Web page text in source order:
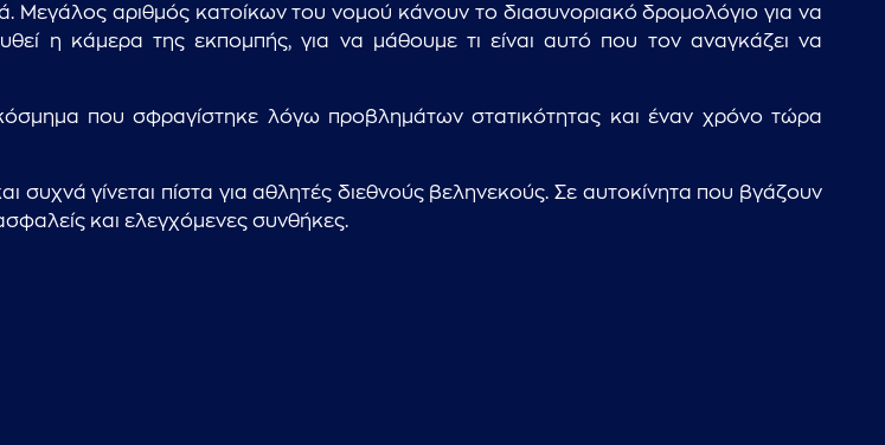
Μεγάλος αριθμός κατοίκων του νομού κάνουν το διασυνοριακό δρομολόγιο για να
η κάμερα της εκπομπής, για να μάθουμε τι είναι αυτό που τον αναγκάζει να
που σφραγίστηκε λόγω προβλημάτων στατικότητας και έναν χρόνο τώρα
συχνά γίνεται πίστα για αθλητές διεθνούς βεληνεκούς. Σε αυτοκίνητα που βγάζουν
και ελεγχόμενες συνθήκες.